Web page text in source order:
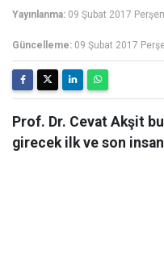
Yayınlanma: 09 Şubat 2017
Güncelleme: 09 Şubat 2017
Prof. Dr. Cevat Akşit
girecek ilk ve son